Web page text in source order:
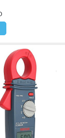
để nắm rõ
ổn định.
việc với
cho các kỹ
hệ trực tiếp